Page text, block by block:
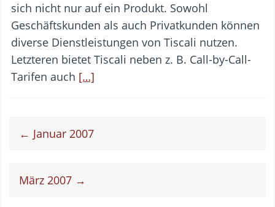
sich nicht nur auf ein Produkt. Sowohl
Geschäftskunden als auch Privatkunden können
diverse Dienstleistungen von Tiscali nutzen.
Letzteren bietet Tiscali neben z. B. Call-by-Call-
Tarifen auch […]
← Januar 2007
März 2007 →